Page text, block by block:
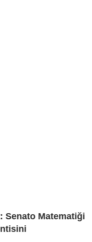
Senato Matematiği